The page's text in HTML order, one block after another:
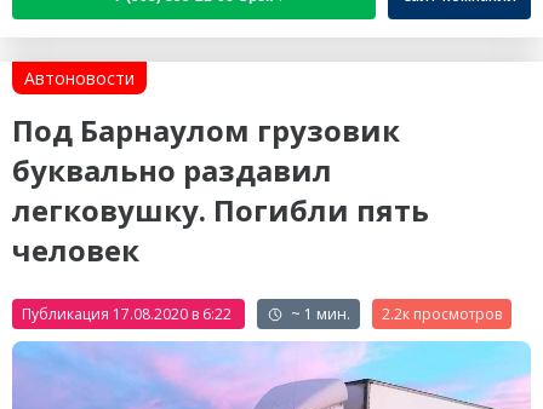
Автоновости
Под Барнаулом грузовик
буквально раздавил
легковушку. Погибли пять
человек
Публикация 17.08.2020 в 6:22 ~ 1 мин. 2.2к